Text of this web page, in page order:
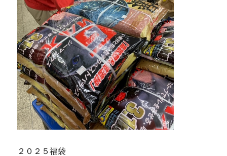
２０２５福袋